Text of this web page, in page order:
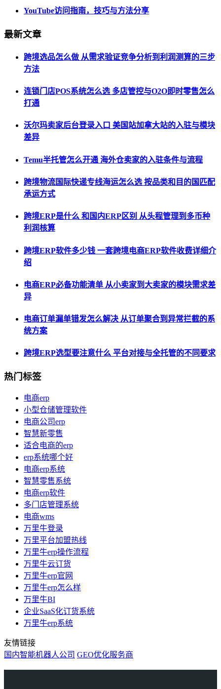
YouTube访问指南，技巧与方法分享
最新文章
跨境选品怎么做 从需求验证竞争分析到利润测算的三步
方法
连锁门店POS系统怎么选 多店管控与O2O即时零售怎么
打通
沃尔玛卖家后台登录入口 美国站加拿大站的入驻与模块
差异
Temu半托管怎么开通 海外仓卖家的入驻条件与流程
跨境物流国际快递专线海运怎么选 按品类和目的国匹配
承运方式
跨境ERP是什么 和国内ERP区别 从头程管理到多币种
利润核算
跨境ERP软件多少钱 一套跨境电商ERP软件收费详细介
绍
电商ERP必备功能清单 从小卖家到大卖家的模块需求差
异
电商订单漏单错发怎么解决 从订单聚合到异常拦截的系
统方案
跨境ERP选型要注意什么 平台对接与全托管的不同要求
热门标签
电商erp
小型仓储管理软件
电商公司erp
智慧新零售
适合电商的erp
erp系统哪个好
电商erp系统
智慧零售系统
电商erp软件
多门店管理系统
电商wms
万里牛登录
万里平台加盟热线
万里牛erp操作流程
万里牛云订货
万里牛erp官网
万里牛erp怎么样
万里牛BI
企业SaaS化订货系统
万里牛erp系统
友情链接
国内智能机器人公司 GEO优化服务商